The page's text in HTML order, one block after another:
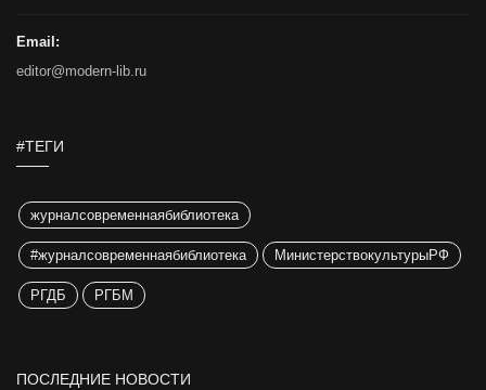
Email:
editor@modern-lib.ru
#ТЕГИ
журналсовременнаябиблиотека
#журналсовременнаябиблиотека МинистерствокультурыРФ
РГДБ РГБМ
ПОСЛЕДНИЕ НОВОСТИ